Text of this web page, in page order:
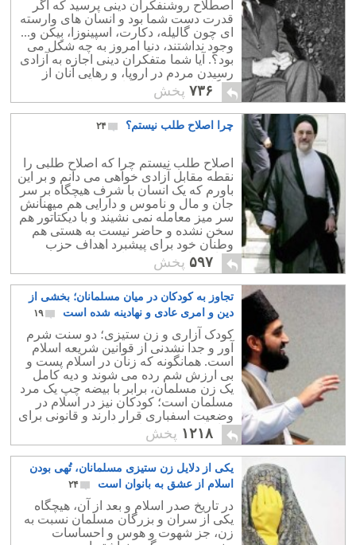
اصطلاح روشنفکران دینی پرسید که اگر
قدرت دست شما بود و انسان های وارسته
ای چون گالیله، دکارت، اسپینوزا، بِیکن و...
وجود نداشتند، دنیا امروز به چه شکل می
بود؟. آیا شما متفکران دینی اجازه به آزادی
رسیدن مردم در اروپا، و رهایی آنان از
چنگال استبداد دینی را می دادید؟.
۷۳۶ پخش
چرا اصلاح طلب نیستم؟ ۲۴
اصلاح طلب نیستم چرا که اصلاح طلبی را
نقطه مقابل آزادی خواهی می دانم و بر این
باورم که یک انسان با شرف هیچگاه بر سر
جان و مال و ناموس و دارایی هم میهنانش
سر میز معامله نمی نشیند و با دیکتاتور هم
سخن نشده و حاضر نیست به هستی هم
وطنان خود برای پیشبرد اهداف حزب
سیاسی اش چوب حراج بزند.
۵۹۷ پخش
تجاوز به کودکان در میان مسلمانان؛ بخشی از
دین و امری عادی و نهادینه شده است
۱۹
کودک آزاری و زن ستیزی؛ دو سنت شرم
آور و جدا نشدنی از قوانین شریعه اسلام
است. همانگونه که زنان در اسلام پست و
بی ارزش شم رده می شوند و دیه کامل
یک زن مسلمان، برابر با بیضه چپ یک مرد
مسلمان است؛ کودکان نیز در اسلام در
وضعیت اسفباری قرار دارند و قانونی برای
دفاع از حقوق انسانی آنان وجود ندارد.
۱۲۱۸ پخش
یکی از دلایل زن ستیزی مسلمانان، تُهی بودن
اسلام از عشق به بانوان است
۲۴
در تاریخ صدر اسلام و بعد از آن، هیچگاه
یکی از سران و بزرگان مسلمان نسبت به
زن، جز شهوت و هوس و احساسات